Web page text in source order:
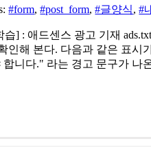
#form,#post_form,#글양식,#
] : 애드센스 광고 기재
인해 본다. 다음과 같은 표
니다." 라는 경고 문구가